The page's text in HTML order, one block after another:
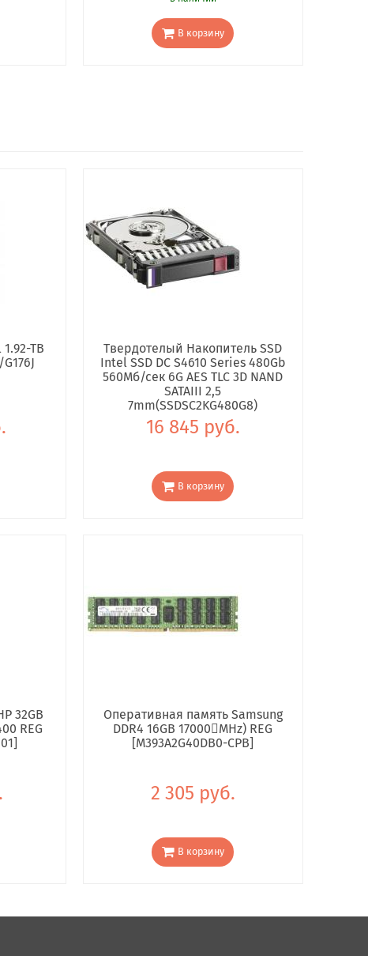
В корзину
TB
Твердотелый Накопитель SSD
Intel SSD DC S4610 Series 480Gb
560Мб/сек 6G AES TLC 3D NAND
SATAIII 2,5
7mm(SSDSC2KG480G8)
16 845 руб.
В корзину
32GB
REG
Оперативная память Samsung
DDR4 16GB 17000񢋕MHz) REG
[M393A2G40DB0-CPB]
2 305 руб.
В корзину